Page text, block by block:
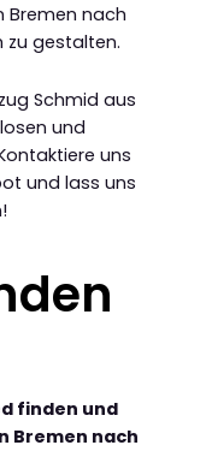
Bremen nach
zu gestalten.
Schmid aus
und
uns
und lass uns
finden und
Bremen nach